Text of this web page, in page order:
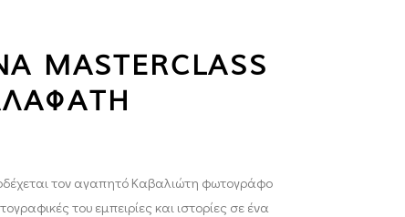
MASTERCLASS
τον αγαπητό Καβαλιώτη φωτογράφο
του εμπειρίες και ιστορίες σε ένα